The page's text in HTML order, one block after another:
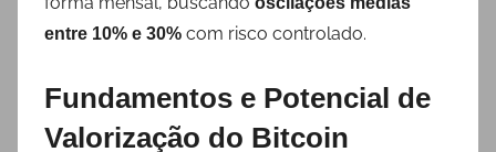
entre 10% e 30% com risco controlado.
Fundamentos e Potencial de
Valorização do Bitcoin